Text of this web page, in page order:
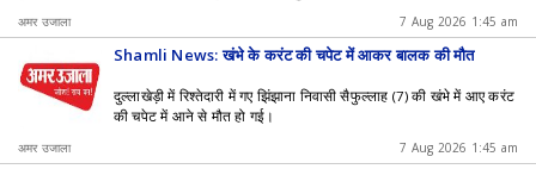
अमर उजाला 7 Aug 2026 1:45 am
Shamli News: खंभे के करंट की चपेट में आकर बालक की मौत
दुल्लाखेड़ी में रिश्तेदारी में गए झिंझाना निवासी सैफुल्लाह (7) की खंभे में आए करंट
की चपेट में आने से मौत हो गई।
अमर उजाला 7 Aug 2026 1:45 am